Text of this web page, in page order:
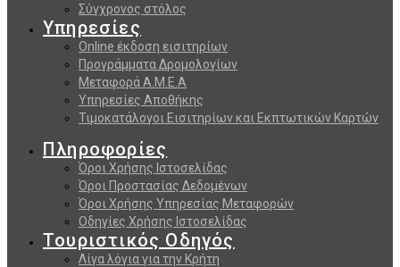
Σύγχρονος στόλος
Υπηρεσίες
Online έκδοση εισιτηρίων
Προγράμματα Δρομολογίων
Μεταφορά Α.Μ.Ε.Α
Υπηρεσίες Αποθήκης
Τιμοκατάλογοι Εισιτηρίων και Εκπτωτικών Καρτών
Πληροφορίες
Όροι Χρήσης Ιστοσελίδας
Όροι Προστασίας Δεδομένων
Όροι Χρήσης Υπηρεσίας Μεταφορών
Οδηγίες Χρήσης Ιστοσελίδας
Τουριστικός Οδηγός
Λίγα λόγια για την Κρήτη